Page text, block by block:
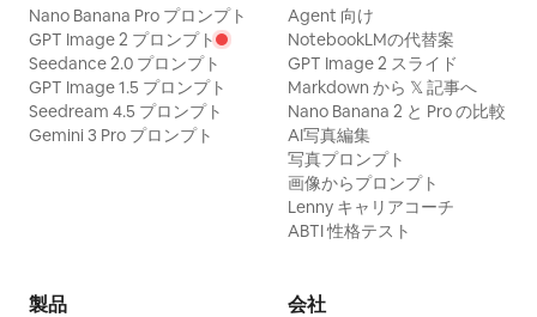
Nano Banana Pro プロンプト
GPT Image 2 プロンプト
Seedance 2.0 プロンプト
GPT Image 1.5 プロンプト
Seedream 4.5 プロンプト
Gemini 3 Pro プロンプト
Agent 向け
NotebookLMの代替案
GPT Image 2 スライド
Markdown から 𝕏 記事へ
Nano Banana 2 と Pro の比較
AI写真編集
写真プロンプト
画像からプロンプト
Lenny キャリアコーチ
ABTI 性格テスト
製品 会社